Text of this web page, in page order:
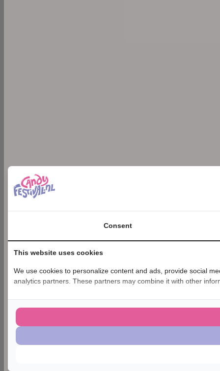
Consent
This website uses cookies
We use cookies to personalize content and ads, provide social
analytics partners. These partners may combine it with other